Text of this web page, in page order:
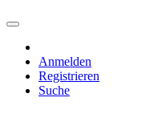
Anmelden
Registrieren
Suche